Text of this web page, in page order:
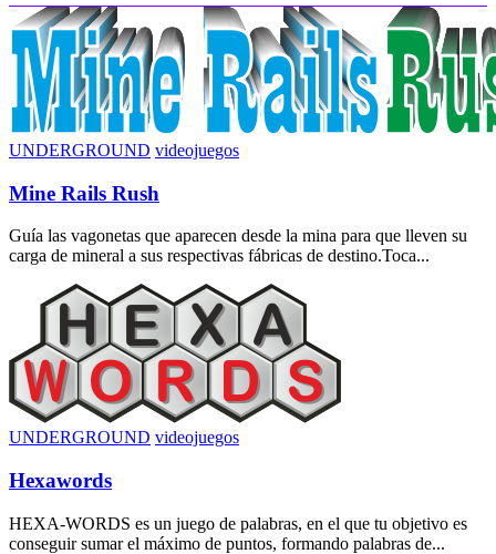
UNDERGROUND videojuegos
Mine Rails Rush
Guía las vagonetas que aparecen desde la mina para que lleven su
carga de mineral a sus respectivas fábricas de destino.Toca...
UNDERGROUND videojuegos
Hexawords
HEXA-WORDS es un juego de palabras, en el que tu objetivo es
conseguir sumar el máximo de puntos, formando palabras de...